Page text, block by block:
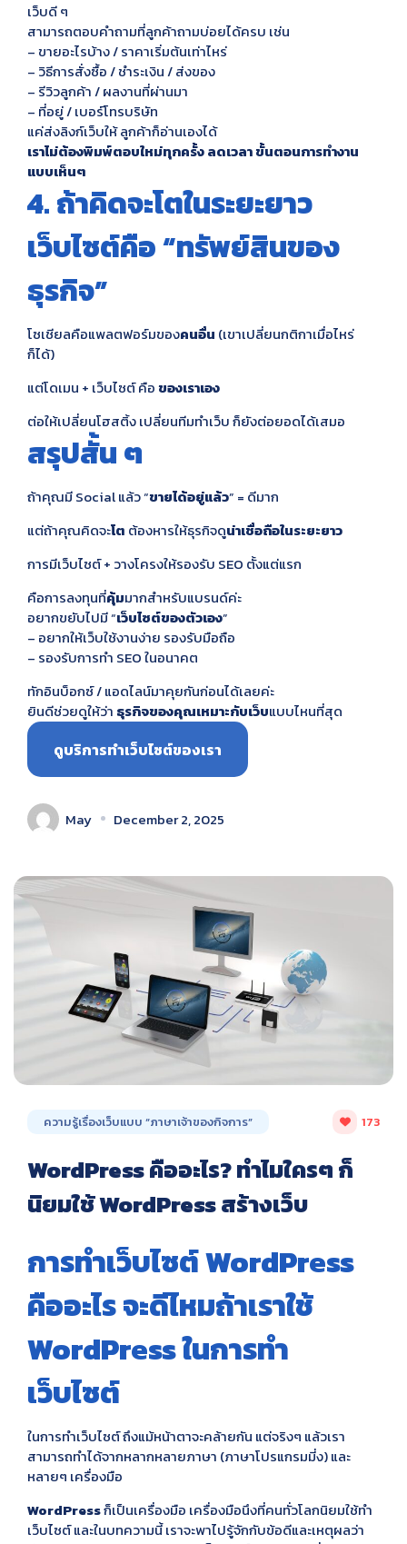
เว็บดี ๆ
สามารถตอบคำถามที่ลูกค้าถามบ่อยได้ครบ เช่น
– ขายอะไรบ้าง / ราคาเริ่มต้นเท่าไหร่
– วิธีการสั่งซื้อ / ชำระเงิน / ส่งของ
– รีวิวลูกค้า / ผลงานที่ผ่านมา
– ที่อยู่ / เบอร์โทรบริษัท
แค่ส่งลิงก์เว็บให้ ลูกค้าก็อ่านเองได้
เราไม่ต้องพิมพ์ตอบใหม่ทุกครั้ง ลดเวลา ขั้นตอนการทำงาน
แบบเห็นๆ
4. ถ้าคิดจะโตในระยะยาว
เว็บไซต์คือ “ทรัพย์สินของ
ธุรกิจ”
โซเชียลคือแพลตฟอร์มของคนอื่น (เขาเปลี่ยนกติกาเมื่อไหร่
ก็ได้)
แต่โดเมน + เว็บไซต์ คือของเราเอง
ต่อให้เปลี่ยนโฮสติ้ง เปลี่ยนทีมทำเว็บ ก็ยังต่อยอดได้เสมอ
สรุปสั้น ๆ
ถ้าคุณมี Social แล้ว “ขายได้อยู่แล้ว” = ดีมาก
แต่ถ้าคุณคิดจะโต ต้องหารให้ธุรกิจดูน่าเชื่อถือในระยะยาว
การมีเว็บไซต์ + วางโครงให้รองรับ SEO ตั้งแต่แรก
คือการลงทุนที่คุ้มมากสำหรับแบรนด์ค่ะ
อยากขยับไปมี “เว็บไซต์ของตัวเอง”
– อยากให้เว็บใช้งานง่าย รองรับมือถือ
– รองรับการทำ SEO ในอนาคต
ทักอินบ็อกซ์ / แอดไลน์มาคุยกันก่อนได้เลยค่ะ
ยินดีช่วยดูให้ว่า ธุรกิจของคุณเหมาะกับเว็บแบบไหนที่สุด
ดูบริการทำเว็บไซต์ของเรา
May December 2, 2025
ความรู้เรื่องเว็บแบบ “ภาษาเจ้าของกิจการ” 173
WordPress คืออะไร? ทำไมใครๆ ก็
นิยมใช้ WordPress สร้างเว็บ
การทำเว็บไซต์ WordPress
คืออะไร จะดีไหมถ้าเราใช้
WordPress ในการทำ
เว็บไซต์
ในการทำเว็บไซต์ ถึงแม้หน้าตาจะคล้ายกัน แต่จริงๆ แล้วเรา
สามารถทำได้จากหลากหลายภาษา (ภาษาโปรแกรมมี่ง) และ
หลายๆ เครื่องมือ
WordPressก็เป็นเครื่องมือ เครื่องมือนึงที่คนทั่วโลกนิยมใช้ทำ
เว็บไซต์ และในบทความนี้ เราจะพาไปรู้จักกับข้อดีและเหตุผลว่า